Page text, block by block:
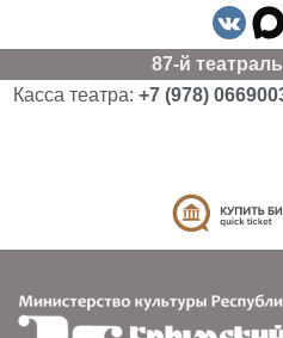
87-й
Касса театра: +7 (978)